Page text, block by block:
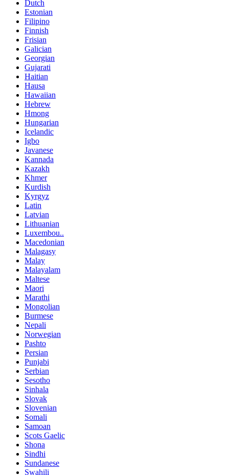
Dutch
Estonian
Filipino
Finnish
Frisian
Galician
Georgian
Gujarati
Haitian
Hausa
Hawaiian
Hebrew
Hmong
Hungarian
Icelandic
Igbo
Javanese
Kannada
Kazakh
Khmer
Kurdish
Kyrgyz
Latin
Latvian
Lithuanian
Luxembou..
Macedonian
Malagasy
Malay
Malayalam
Maltese
Maori
Marathi
Mongolian
Burmese
Nepali
Norwegian
Pashto
Persian
Punjabi
Serbian
Sesotho
Sinhala
Slovak
Slovenian
Somali
Samoan
Scots Gaelic
Shona
Sindhi
Sundanese
Swahili